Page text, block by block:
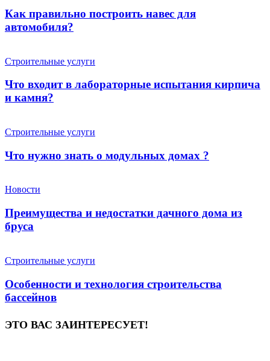
Как правильно построить навес для
автомобиля?
Строительные услуги
Что входит в лабораторные испытания кирпича
и камня?
Строительные услуги
Что нужно знать о модульных домах ?
Новости
Преимущества и недостатки дачного дома из
бруса
Строительные услуги
Особенности и технология строительства
бассейнов
ЭТО ВАС ЗАИНТЕРЕСУЕТ!